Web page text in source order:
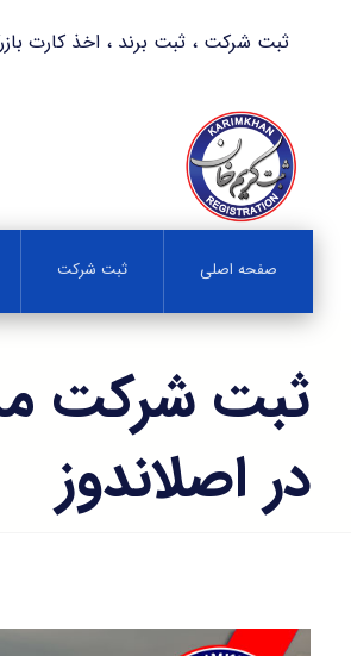
ثبت شرکت ، ثبت برند ، اخذ کارت بازرگانی و
صفحه اصلی ثبت شرکت
ثبت شرکت
در اصلاندوز